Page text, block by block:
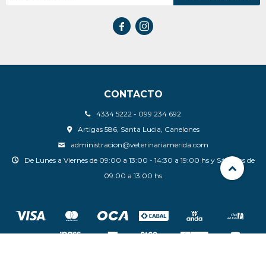
CONTACTO
4334 5222 - 099 234 692
Artigas 586, Santa Lucia, Canelones
administracion@veterinariamerida.com
De Lunes a Viernes de 09:00 a 13:00 - 14:30 a 19:00 hs y Sábados de
09:00 a 13:00 hs
 